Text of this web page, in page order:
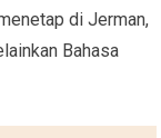
di Jerman,
Bahasa